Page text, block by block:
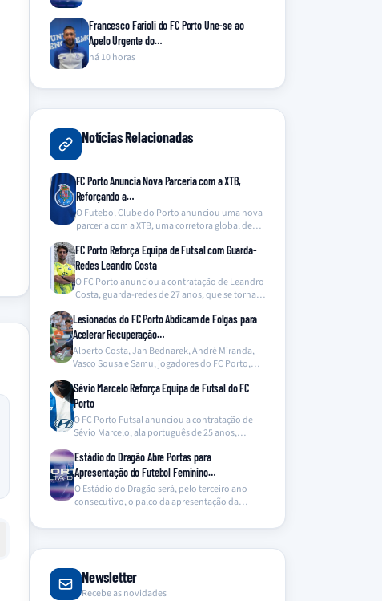
Francesco Farioli do FC Porto Une-se ao
Apelo Urgente do…
há 10 horas
Notícias Relacionadas
FC Porto Anuncia Nova Parceria com a XTB,
Reforçando a…
O Futebol Clube do Porto anunciou uma nova
parceria com a XTB, uma corretora global de…
FC Porto Reforça Equipa de Futsal com Guarda-
Redes Leandro Costa
O FC Porto anunciou a contratação de Leandro
Costa, guarda-redes de 27 anos, que se torna…
Lesionados do FC Porto Abdicam de Folgas para
Acelerar Recuperação…
Alberto Costa, Jan Bednarek, André Miranda,
Vasco Sousa e Samu, jogadores do FC Porto,
Sévio Marcelo Reforça Equipa de Futsal do FC
Porto
O FC Porto Futsal anunciou a contratação de
Sévio Marcelo, ala português de 25 anos,
Estádio do Dragão Abre Portas para
Apresentação do Futebol Feminino…
O Estádio do Dragão será, pelo terceiro ano
consecutivo, o palco da apresentação da
Newsletter
Recebe as novidades